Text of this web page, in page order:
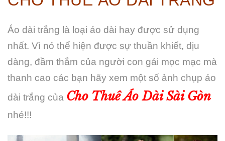
Áo dài trắng là loại áo dài hay được sử dụng
nhất. Vì nó thể hiện được sự thuần khiết, dịu
dàng, đầm thắm của người con gái mọc mạc mà
thanh cao các bạn hãy xem một số ảnh chụp áo
dài trắng của Cho Thuê Áo Dài Sài Gòn
nhé!!!